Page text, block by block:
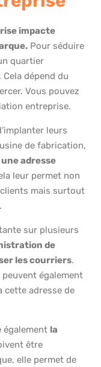
impacte
Pour séduire
quartier
dépend du
Vous pouvez
entreprise.
leurs
de fabrication,
adresse
leur permet non
mais surtout
sur plusieurs
de
les courriers.
également
cette adresse de
également la
être
elle permet de